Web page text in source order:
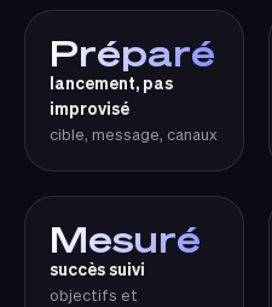
Préparé
lancement, pas
improvisé
cible, message, canaux
Mesuré
succès suivi
objectifs et